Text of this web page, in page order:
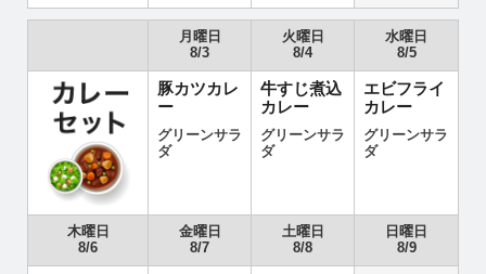
月曜日
8/3
火曜日
8/4
水曜日
8/5
豚カツカレ
ー
グリーンサラ
ダ
牛すじ煮込
カレー
グリーンサラ
ダ
エビフライ
カレー
グリーンサラ
ダ
木曜日
8/6
金曜日
8/7
土曜日
8/8
日曜日
8/9